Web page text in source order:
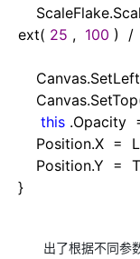
ext( 25 , 100 ) /
this .Opacity
Position.X =
Position.Y =
}
出了根据不同参数